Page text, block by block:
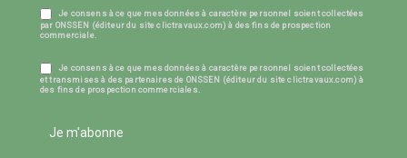
Je consens à ce que mes données à caractère personnel soient collectées
par ONSSEN (éditeur du site clictravaux.com) à des fins de prospection
commerciale.
Je consens à ce que mes données à caractère personnel soient collectées
et transmises à des partenaires de ONSSEN (éditeur du site clictravaux.com) à
des fins de prospection commerciales.
Je m'abonne